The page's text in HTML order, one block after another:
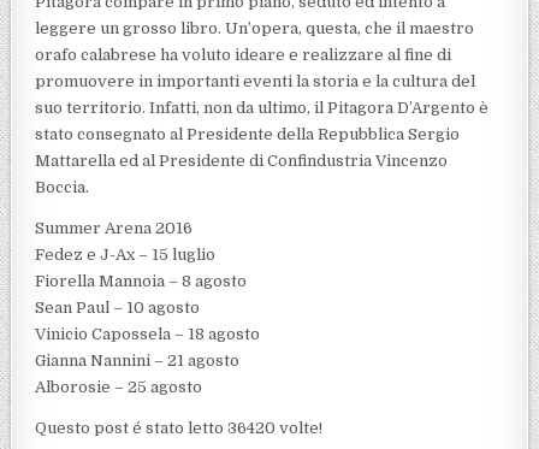
leggere un grosso libro. Un’opera, questa, che il maestro
orafo calabrese ha voluto ideare e realizzare al fine di
promuovere in importanti eventi la storia e la cultura del
suo territorio. Infatti, non da ultimo, il Pitagora D’Argento è
stato consegnato al Presidente della Repubblica Sergio
Mattarella ed al Presidente di Confindustria Vincenzo
Boccia.
Summer Arena 2016
Fedez e J-Ax – 15 luglio
Fiorella Mannoia – 8 agosto
Sean Paul – 10 agosto
Vinicio Capossela – 18 agosto
Gianna Nannini – 21 agosto
Alborosie – 25 agosto
Questo post é stato letto 36420 volte!